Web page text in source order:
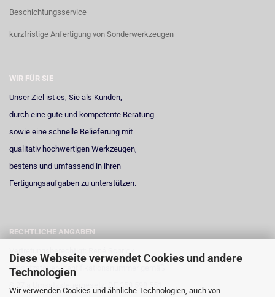
Diese Webseite verwendet Cookies und andere
Technologien
Wir verwenden Cookies und ähnliche Technologien, auch von
Beschichtungsservice
kurzfristige Anfertigung von Sonderwerkzeugen
WIR FÜR SIE
Unser Ziel ist es, Sie als Kunden,
durch eine gute und kompetente Beratung
sowie eine schnelle Belieferung mit
qualitativ hochwertigen Werkzeugen,
bestens und umfassend in ihren
Fertigungsaufgaben zu unterstützen.
RECHTLICHE ANGABEN
Umsatzsteuer-Identifikationsnummer gemäß
§ 27 a Umsatzsteuergesetz: DE 258 598 551